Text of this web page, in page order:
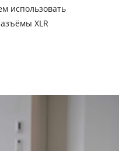
использовать
XLR
CX